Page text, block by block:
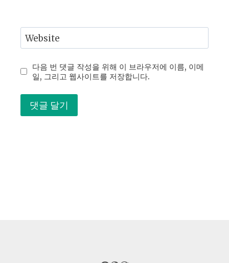
Website
다음 번 댓글 작성을 위해 이 브라우저에 이름, 이메
일, 그리고 웹사이트를 저장합니다.